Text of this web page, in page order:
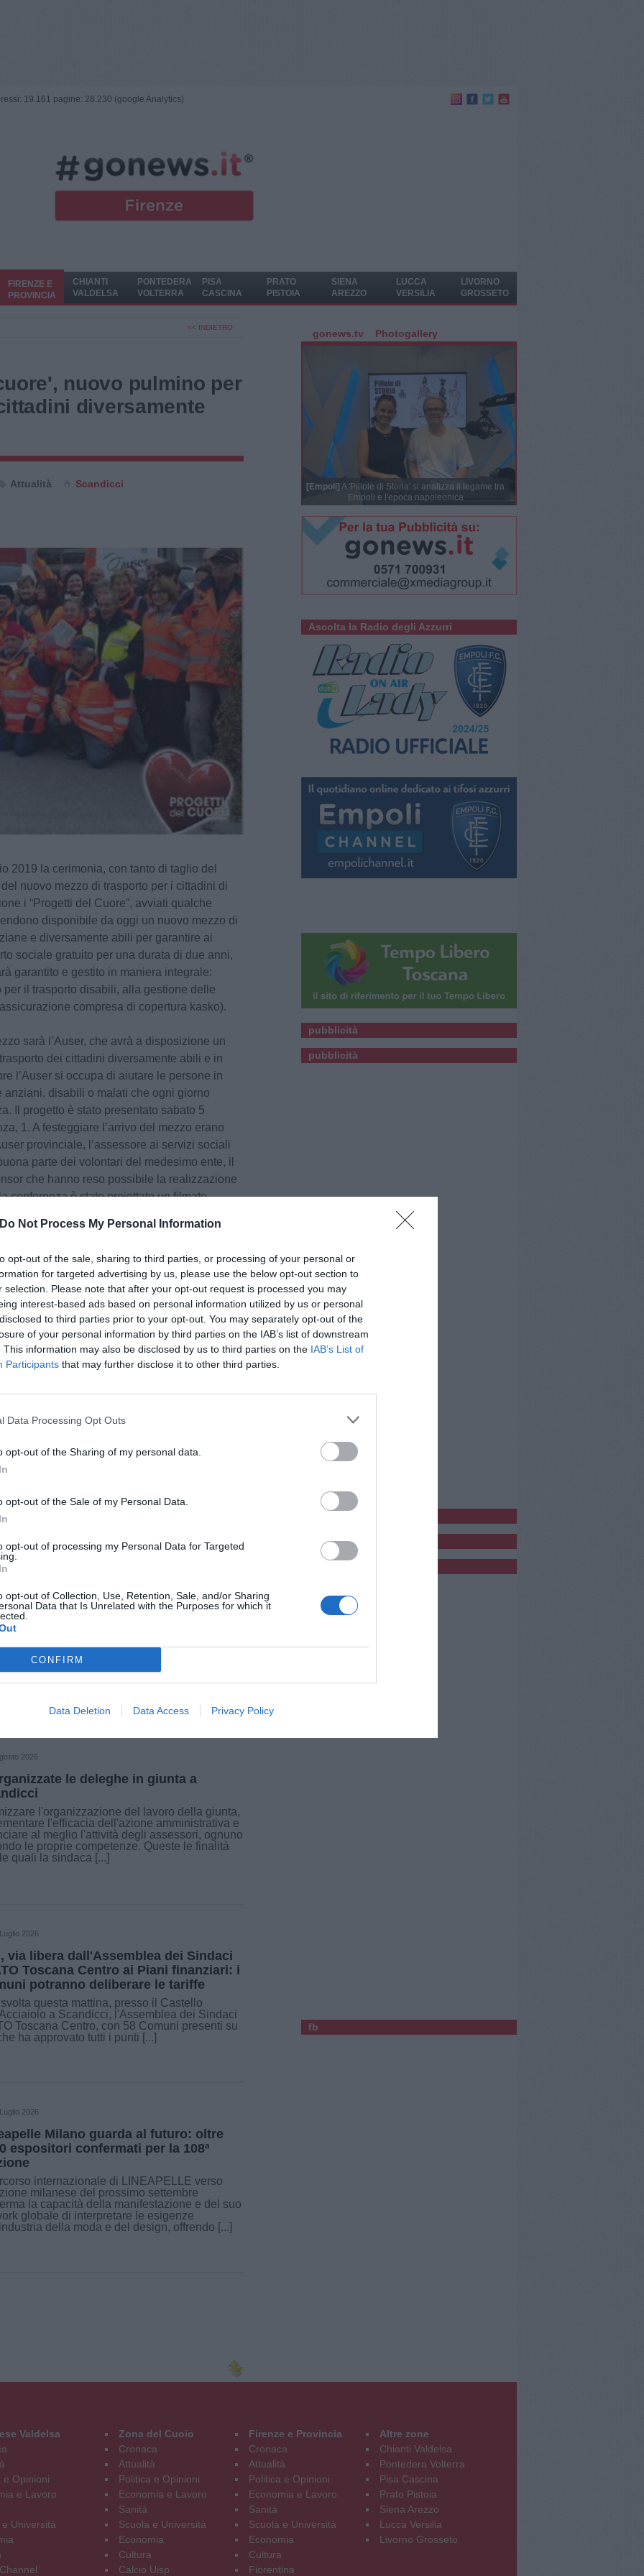
Do Not Process My Personal Information
opt-out of the sale, sharing to third parties, or processing of your personal or
for targeted advertising by us, please use the below opt-out section to
selection. Please note that after your opt-out request is processed you may
interest-based ads based on personal information utilized by us or personal
to third parties prior to your opt-out. You may separately opt-out of the
of your personal information by third parties on the IAB’s list of downstream
This information may also be disclosed by us to third parties on the IAB’s List of
Participants that may further disclose it to other third parties.
Data Processing Opt Outs
opt-out of the Sharing of my personal data.
opt-out of the Sale of my Personal Data.
opt-out of processing my Personal Data for Targeted
opt-out of Collection, Use, Retention, Sale, and/or Sharing
Data that Is Unrelated with the Purposes for which it
CONFIRM
Data Deletion Data Access Privacy Policy
19.161 pagine: 28.230 (google Analytics)
FIRENZE E
PROVINCIA
CHIANTI
VALDELSA
PONTEDERA
VOLTERRA
PISA
CASCINA
PRATO
PISTOIA
SIENA
AREZZO
LUCCA
VERSILIA
LIVORNO
GROSSETO
<< INDIETRO
nuovo pulmino per
diversamente
Attualità Scandicci
2019 la cerimonia, con tanto di taglio del
nuovo mezzo di trasporto per i cittadini di
i “Progetti del Cuore”, avviati qualche
disponibile da oggi un nuovo mezzo di
e diversamente abili per garantire ai
sociale gratuito per una durata di due anni,
garantito e gestito in maniera integrale:
per il trasporto disabili, alla gestione delle
compresa di copertura kasko).
sarà l’Auser, che avrà a disposizione un
dei cittadini diversamente abili e in
l’Auser si occupa di aiutare le persone in
anziani, disabili o malati che ogni giorno
Il progetto è stato presentato sabato 5
1. A festeggiare l’arrivo del mezzo erano
provinciale, l’assessore ai servizi sociali
parte dei volontari del medesimo ente, il
che hanno reso possibile la realizzazione
conferenza è stato proiettato un filmato,
il mezzo andrà a svolgere, con le interviste
fundo, avrà luogo la benedizione al nuovo
Scandicci.
che hanno sottoscritto e sostenuto
un nuovo mezzo attrezzato rappresenta
Il mezzo di trasporto per disabili verrà
di Scandicci, ma anche fuori dallo stesso –
locale Mario Bartalucci – Sarà destinato a
disabili e anziane che devono essere
a sostenere visite mediche o nelle case di
richieste dalla stessa Amministrazione
cittadini. I destinatari di tutto ciò sono
da soli e che non hanno alcuna possibilità di
trasportare anche dei bambini avendo tra
Annalisa Minetti, che aveva presentato
dei “Progetti del Cuore”. Grazie alla
si è potuta garantire l’esistenza di questo
ad una necessità imprescindibile sul territorio.
oltre a trasferire sul proprio marchio il valore
hanno potuto sostenere e aiutare i
Fonte: Progetti del Cuore - Ufficio Stampa
2026
le deleghe in giunta a
l'organizzazione del lavoro della giunta,
l'efficacia dell'azione amministrativa e
al meglio l'attività degli assessori, ognuno
le proprie competenze. Queste le finalità
quali la sindaca [...]
2026
via libera dall'Assemblea dei Sindaci
Toscana Centro ai Piani finanziari: i
potranno deliberare le tariffe
questa mattina, presso il Castello
a Scandicci, l'Assemblea dei Sindaci
Toscana Centro, con 58 Comuni presenti su
ha approvato tutti i punti [...]
2026
Milano guarda al futuro: oltre
espositori confermati per la 108ª
internazionale di LINEAPELLE verso
milanese del prossimo settembre
la capacità della manifestazione e del suo
globale di interpretare le esigenze
della moda e del design, offrendo [...]
gonews.tv Photogallery
[Empoli] A 'Pillole di Storia' si analizza il legame tra
Empoli e l'epoca napoleonica
Ascolta la Radio degli Azzurri
pubblicità
pubblicità
Pubblicità
fb
Valdelsa
e Opinioni
e Lavoro
e Università
Zona del Cuoio
Cronaca
Attualità
Politica e Opinioni
Economia e Lavoro
Sanità
Scuola e Università
Economia
Cultura
Calcio Uisp
Firenze e Provincia
Cronaca
Attualità
Politica e Opinioni
Economia e Lavoro
Sanità
Scuola e Università
Economia
Cultura
Fiorentina
Altre zone
Chianti Valdelsa
Pontedera Volterra
Pisa Cascina
Prato Pistoia
Siena Arezzo
Lucca Versilia
Livorno Grosseto